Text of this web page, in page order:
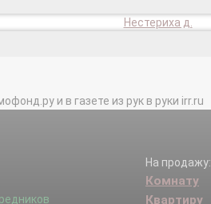
Нестериха д.
и в газете из рук в руки irr.ru
На продажу:
Комнату
Квартиру